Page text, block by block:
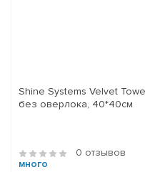
Shine Systems Velvet
без оверлока, 40*40см
0 отзывов
много